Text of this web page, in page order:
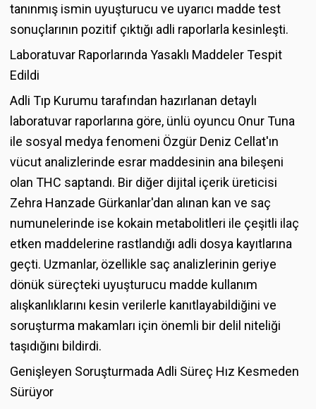
tanınmış ismin uyuşturucu ve uyarıcı madde test
sonuçlarının pozitif çıktığı adli raporlarla kesinleşti.
Laboratuvar Raporlarında Yasaklı Maddeler Tespit
Edildi
Adli Tıp Kurumu tarafından hazırlanan detaylı
laboratuvar raporlarına göre, ünlü oyuncu Onur Tuna
ile sosyal medya fenomeni Özgür Deniz Cellat'ın
vücut analizlerinde esrar maddesinin ana bileşeni
olan THC saptandı. Bir diğer dijital içerik üreticisi
Zehra Hanzade Gürkanlar'dan alınan kan ve saç
numunelerinde ise kokain metabolitleri ile çeşitli ilaç
etken maddelerine rastlandığı adli dosya kayıtlarına
geçti. Uzmanlar, özellikle saç analizlerinin geriye
dönük süreçteki uyuşturucu madde kullanım
alışkanlıklarını kesin verilerle kanıtlayabildiğini ve
soruşturma makamları için önemli bir delil niteliği
taşıdığını bildirdi.
Genişleyen Soruşturmada Adli Süreç Hız Kesmeden
Sürüyor